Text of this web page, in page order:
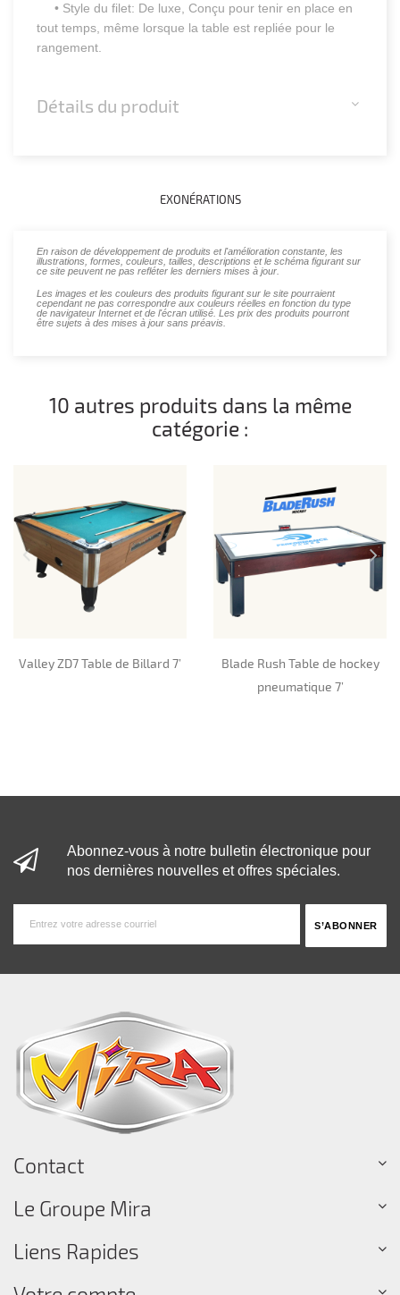
• Style du filet: De luxe, Conçu pour tenir en place en
tout temps, même lorsque la table est repliée pour le
rangement.
Détails du produit
EXONÉRATIONS
En raison de développement de produits et l'amélioration constante, les
illustrations, formes, couleurs, tailles, descriptions et le schéma figurant sur
ce site peuvent ne pas refléter les derniers mises à jour.
Les images et les couleurs des produits figurant sur le site pourraient
cependant ne pas correspondre aux couleurs réelles en fonction du type
de navigateur Internet et de l'écran utilisé. Les prix des produits pourront
être sujets à des mises à jour sans préavis.
10 autres produits dans la même
catégorie :
Valley ZD7 Table de Billard 7’
Blade Rush Table de hockey
pneumatique 7’
Abonnez-vous à notre bulletin électronique pour
nos dernières nouvelles et offres spéciales.
Contact
Le Groupe Mira
Liens Rapides